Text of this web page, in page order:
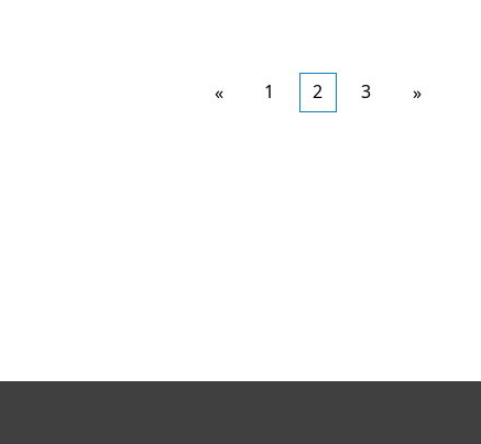
«Articoli
1 2 3
Articoli
»